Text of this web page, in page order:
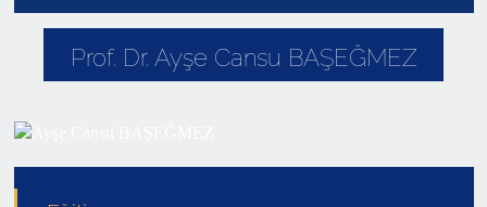
Prof. Dr. Ayşe Cansu BAŞEĞMEZ